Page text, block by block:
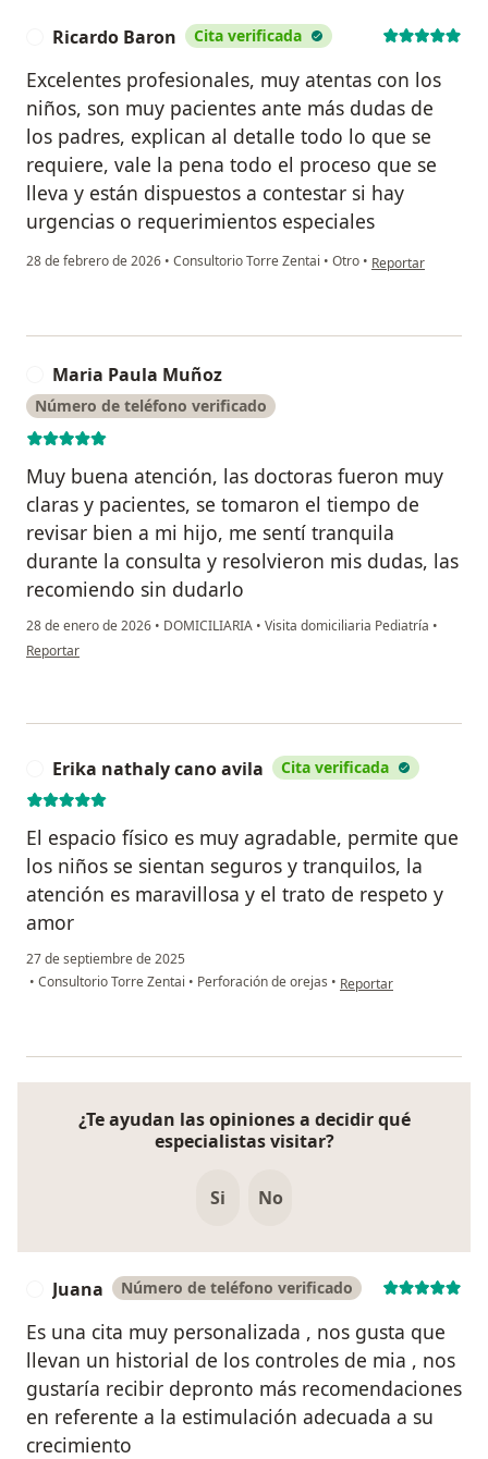
Ricardo Baron Cita verificada
Excelentes profesionales, muy atentas con los
niños, son muy pacientes ante más dudas de
los padres, explican al detalle todo lo que se
requiere, vale la pena todo el proceso que se
lleva y están dispuestos a contestar si hay
urgencias o requerimientos especiales
28 de febrero de 2026 • Consultorio Torre Zentai • Otro • en opinión del
Reportar
Maria Paula Muñoz
Número de teléfono verificado
Muy buena atención, las doctoras fueron muy
claras y pacientes, se tomaron el tiempo de
revisar bien a mi hijo, me sentí tranquila
durante la consulta y resolvieron mis dudas, las
recomiendo sin dudarlo
28 de enero de 2026 • DOMICILIARIA • Visita domiciliaria Pediatría •
en opinión del usuario Maria Paula Muñoz
Reportar
Erika nathaly cano avila Cita verificada
El espacio físico es muy agradable, permite que
los niños se sientan seguros y tranquilos, la
atención es maravillosa y el trato de respeto y
amor
27 de septiembre de 2025
• Consultorio Torre Zentai • Perforación de orejas • en opinión del usuario
Reportar
¿Te ayudan las opiniones a decidir qué
especialistas visitar?
Si No
Juana Número de teléfono verificado
Es una cita muy personalizada , nos gusta que
llevan un historial de los controles de mia , nos
gustaría recibir depronto más recomendaciones
en referente a la estimulación adecuada a su
crecimiento